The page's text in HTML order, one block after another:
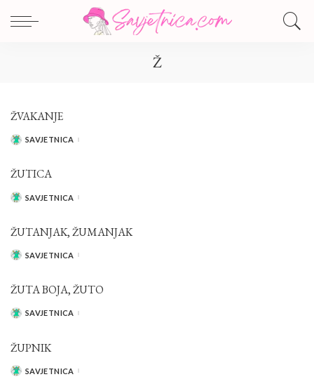
Ž
ŽVAKANJE
POSTED
SAVJETNICA
ŽUTICA
POSTED
SAVJETNICA
ŽUTANJAK, ŽUMANJAK
POSTED
SAVJETNICA
ŽUTA BOJA, ŽUTO
POSTED
SAVJETNICA
ŽUPNIK
POSTED
SAVJETNICA